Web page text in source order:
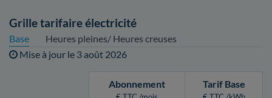
Grille tarifaire électricité
Base
Heures pleines/ Heures creuses
Mise à jour le 3 août 2026
Abonnement Tarif Base